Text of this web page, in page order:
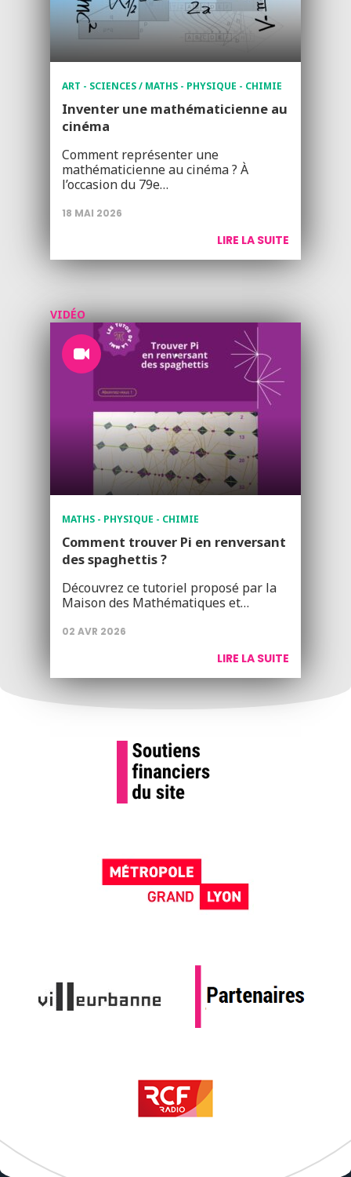
ART - SCIENCES / MATHS - PHYSIQUE - CHIMIE
Inventer une mathématicienne au
cinéma
Comment représenter une
mathématicienne au cinéma ? À
l’occasion du 79e…
18 MAI 2026
LIRE LA SUITE
VIDÉO
MATHS - PHYSIQUE - CHIMIE
Comment trouver Pi en renversant
des spaghettis ?
Découvrez ce tutoriel proposé par la
Maison des Mathématiques et…
02 AVR 2026
LIRE LA SUITE